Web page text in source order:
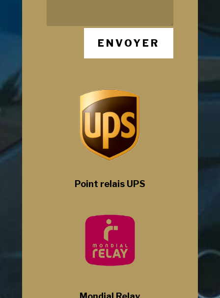
ENVOYER
Point relais UPS